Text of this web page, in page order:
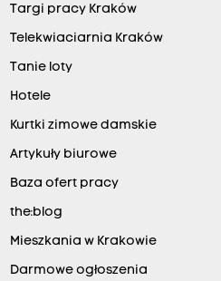
Targi pracy Kraków
Telekwiaciarnia Kraków
Tanie loty
Hotele
Kurtki zimowe damskie
Artykuły biurowe
Baza ofert pracy
the:blog
Mieszkania w Krakowie
Darmowe ogłoszenia